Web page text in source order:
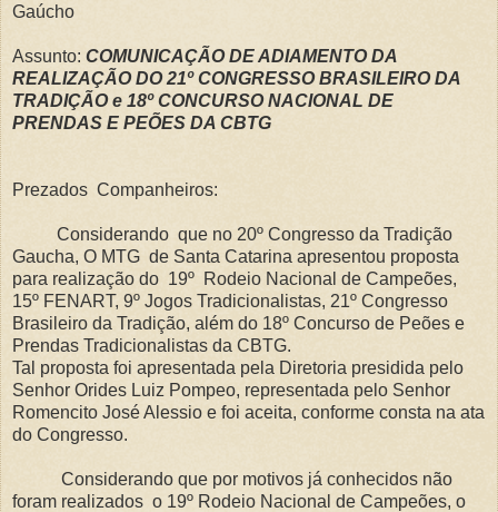
Gaúcho
Assunto: COMUNICAÇÃO DE ADIAMENTO DA
REALIZAÇÃO DO 21º CONGRESSO BRASILEIRO DA
TRADIÇÃO e 18º CONCURSO NACIONAL DE
PRENDAS E PEÕES DA CBTG
Prezados Companheiros:
Considerando que no 20º Congresso da Tradição
Gaucha, O MTG de Santa Catarina apresentou proposta
para realização do 19º Rodeio Nacional de Campeões,
15º FENART, 9º Jogos Tradicionalistas, 21º Congresso
Brasileiro da Tradição, além do 18º Concurso de Peões e
Prendas Tradicionalistas da CBTG.
Tal proposta foi apresentada pela Diretoria presidida pelo
Senhor Orides Luiz Pompeo, representada pelo Senhor
Romencito José Alessio e foi aceita, conforme consta na ata
do Congresso.
Considerando que por motivos já conhecidos não
foram realizados o 19º Rodeio Nacional de Campeões, o